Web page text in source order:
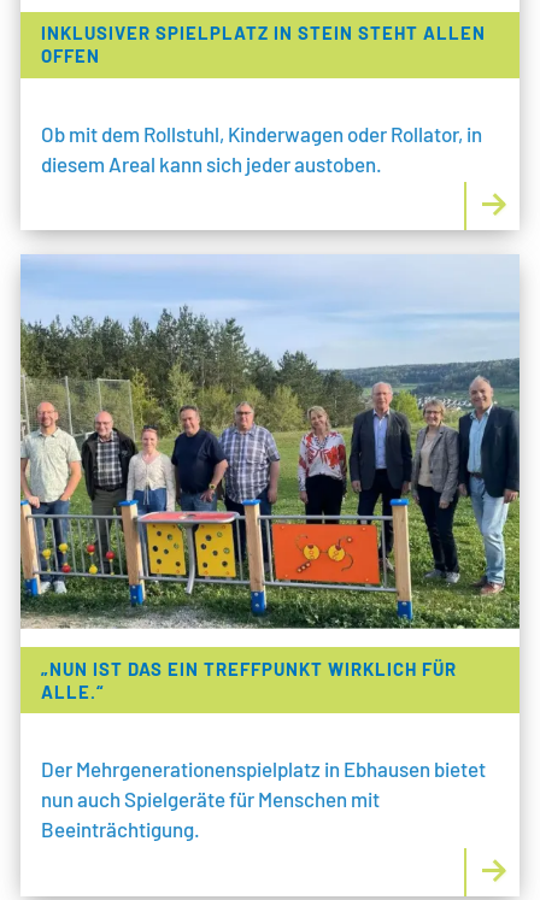
INKLUSIVER SPIELPLATZ IN STEIN STEHT ALLEN
OFFEN
Ob mit dem Rollstuhl, Kinderwagen oder Rollator, in
diesem Areal kann sich jeder austoben.
„NUN IST DAS EIN TREFFPUNKT WIRKLICH FÜR
ALLE.“
Der Mehrgenerationenspielplatz in Ebhausen bietet
nun auch Spielgeräte für Menschen mit
Beeinträchtigung.